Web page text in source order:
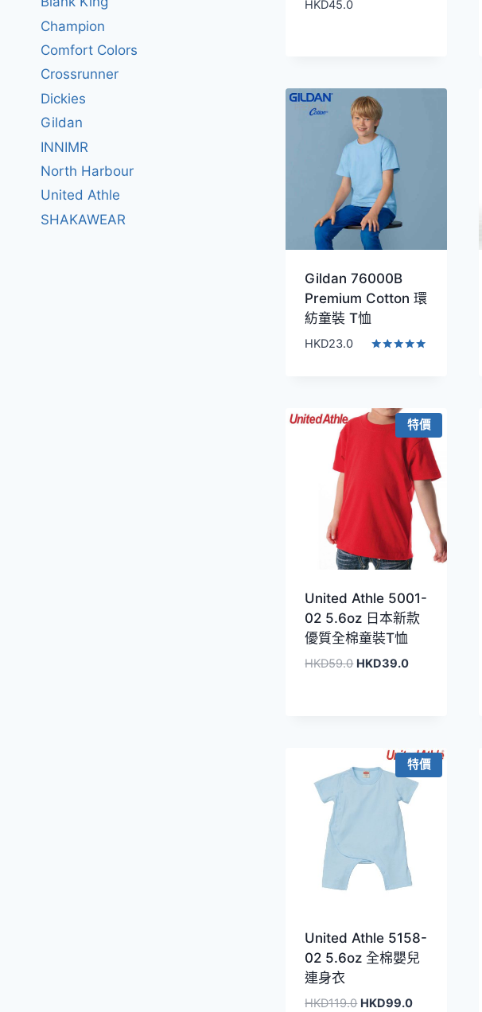
HKD45.0
Gildan 76000B
Premium Cotton 環
紡童裝 T恤
HKD23.0
特價
United Athle 5001-
02 5.6oz 日本新款
優質全棉童裝T恤
HKD59.0 原
HKD39.0目
特價
United Athle 5158-
02 5.6oz 全棉嬰兒
連身衣
HKD119.0 原
HKD99.0目
Champion
Comfort Colors
Crossrunner
Dickies
Gildan
INNIMR
North Harbour
United Athle
SHAKAWEAR